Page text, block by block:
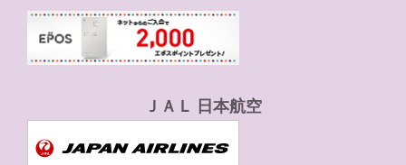
ＪＡＬ 日本航空